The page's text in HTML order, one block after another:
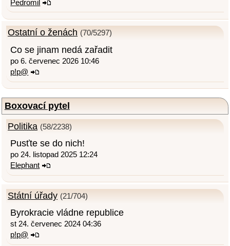
Pedromil
Ostatní o ženách (70/5297)
Co se jinam nedá zařadit
po 6. červenec 2026 10:46
p!p@
Boxovací pytel
Politika (58/2238)
Pusťte se do nich!
po 24. listopad 2025 12:24
Elephant
Státní úřady (21/704)
Byrokracie vládne republice
st 24. červenec 2024 04:36
p!p@